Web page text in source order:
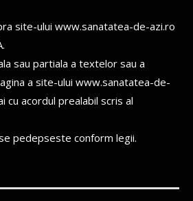
site-ului www.sanatatea-de-azi.ro
sau partiala a textelor sau a
a site-ului www.sanatatea-de-
cu acordul prealabil scris al
pedepseste conform legii.